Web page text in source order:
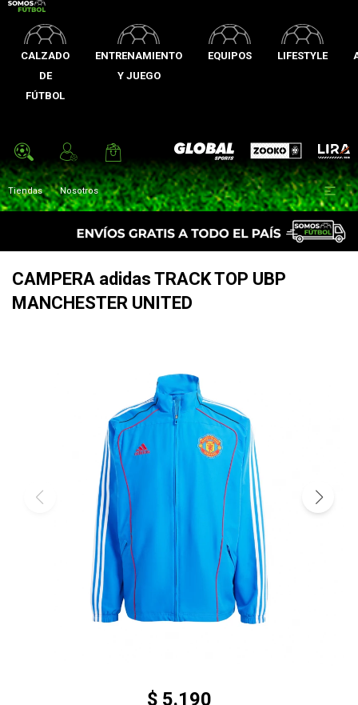
CALZADO
DE
FÚTBOL
ENTRENAMIENTO
Y JUEGO
EQUIPOS LIFESTYLE
Global Sports Zooko Lira
Tiendas Nosotros 
CAMPERA adidas TRACK TOP UBP
MANCHESTER UNITED
$ 5.190